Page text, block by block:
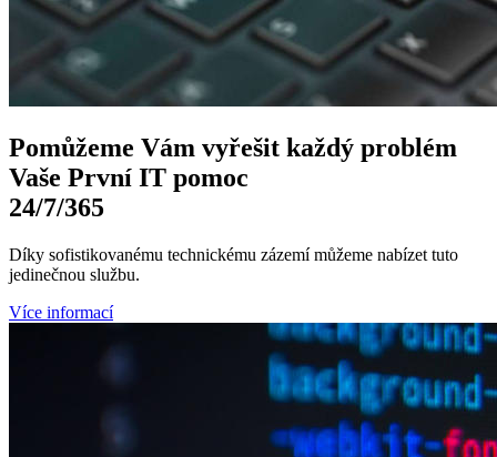
Pomůžeme Vám vyřešit každý problém
Vaše První IT pomoc
24/7/365
Díky sofistikovanému technickému zázemí můžeme nabízet tuto
jedinečnou službu.
Více informací